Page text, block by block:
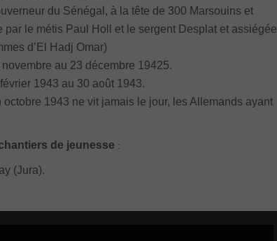
du Sénégal, à la tête de 300 Marsouins et
le métis Paul Holl et le sergent Desplat et assiégée
d’El Hadj Omar)
au 23 décembre 19425.
1943 au 30 août 1943.
1943 ne vit jamais le jour, les Allemands ayant
de jeunesse :
(Jura).